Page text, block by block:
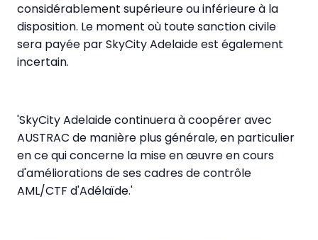
considérablement supérieure ou inférieure à la
disposition. Le moment où toute sanction civile
sera payée par SkyCity Adelaide est également
incertain.
'SkyCity Adelaide continuera à coopérer avec
AUSTRAC de manière plus générale, en particulier
en ce qui concerne la mise en œuvre en cours
d'améliorations de ses cadres de contrôle
AML/CTF d'Adélaïde.'